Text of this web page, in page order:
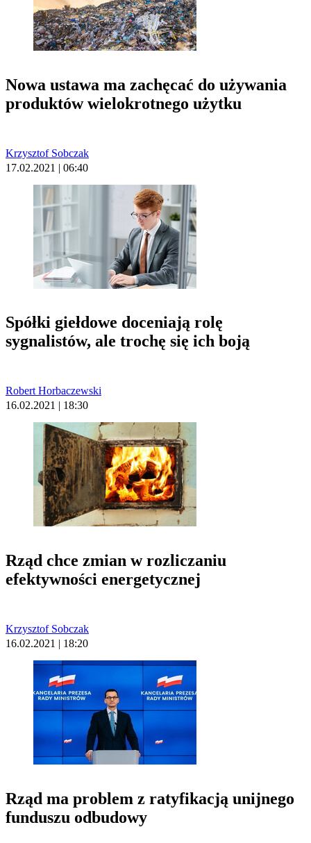
Nowa ustawa ma zachęcać do używania
produktów wielokrotnego użytku
Krzysztof Sobczak
17.02.2021 | 06:40
Spółki giełdowe doceniają rolę
sygnalistów, ale trochę się ich boją
Robert Horbaczewski
16.02.2021 | 18:30
Rząd chce zmian w rozliczaniu
efektywności energetycznej
Krzysztof Sobczak
16.02.2021 | 18:20
Rząd ma problem z ratyfikacją unijnego
funduszu odbudowy